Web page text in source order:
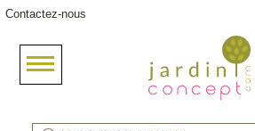
Contactez-nous